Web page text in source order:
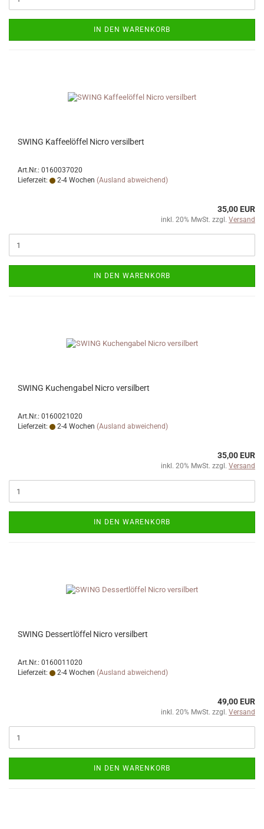
IN DEN WARENKORB
SWING Kaffeelöffel Nicro versilbert
Art.Nr.: 0160037020
Lieferzeit:
2-4 Wochen (Ausland abweichend)
35,00 EUR
inkl. 20% MwSt. zzgl. Versand
IN DEN WARENKORB
SWING Kuchengabel Nicro versilbert
Art.Nr.: 0160021020
Lieferzeit:
2-4 Wochen (Ausland abweichend)
35,00 EUR
inkl. 20% MwSt. zzgl. Versand
IN DEN WARENKORB
SWING Dessertlöffel Nicro versilbert
Art.Nr.: 0160011020
Lieferzeit:
2-4 Wochen (Ausland abweichend)
49,00 EUR
inkl. 20% MwSt. zzgl. Versand
IN DEN WARENKORB